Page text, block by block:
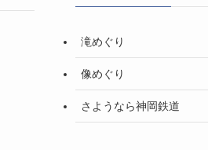
滝めぐり
像めぐり
さようなら神岡鉄道